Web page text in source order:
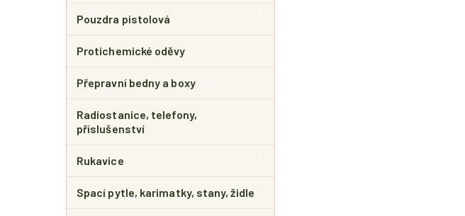
Pouzdra pistolová
Protichemické oděvy
Přepravní bedny a boxy
Radiostanice, telefony,
příslušenství
Rukavice
Spací pytle, karimatky, stany, židle